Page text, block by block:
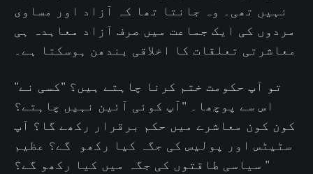
نہیں تھی۔ وہ جانتا تھا کہ آزاد اور مساوی
مردوں کی ایک جماعت میں صرف آزاد معاہدہ ہی
معاشرتی تعلقات کا اخلاقی بندھن ہوسکتا ہے۔
"تو آپ حکومت ختم کرنا چاہتے ہیں؟ "کسی نے
اس سے پوچھا۔ "آپ کوئی آئین نہیں چاہتے؟
کون کون معاشرے میں حکم برقرار رکھے گا؟ آپ
سٹیٹس اور پولیس کی جگہ کیا رکھو گے؟ عظیم
سیاسی طاقتوں کی جگہ میں کیا رکھو گے؟ "